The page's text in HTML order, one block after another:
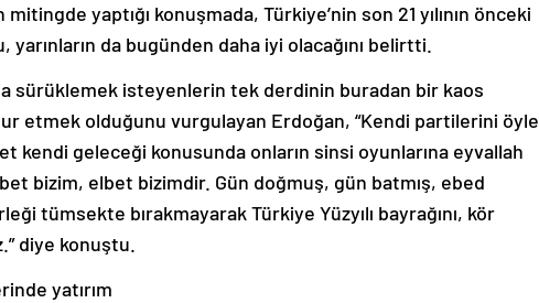
yaptığı konuşmada, Türkiye’nin son 21 yılının önceki
da bugünden daha iyi olacağını belirtti.
sürüklemek isteyenlerin tek derdinin buradan bir kaos
etmek olduğunu vurgulayan Erdoğan, “Kendi partilerini öyle
kendi geleceği konusunda onların sinsi oyunlarına eyvallah
bizim, elbet bizimdir. Gün doğmuş, gün batmış, ebed
tümsekte bırakmayarak Türkiye Yüzyılı bayrağını, kör
diye konuştu.
yatırım